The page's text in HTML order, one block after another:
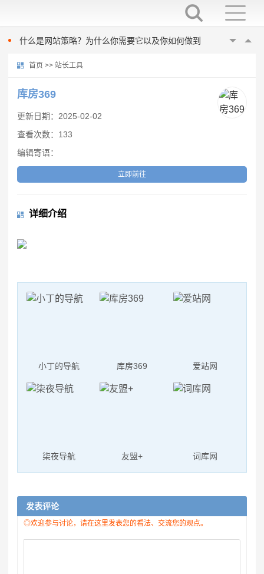
什么是网站策略？为什么你需要它以及你如何做到
如何制定营销策略：你需要知道的一切
什么是网站策略？为什么你需要它以及你如何做到
微观和宏观影响者：如何工作
如何进行竞争性定价分析
如何制定营销策略：你需要知道的一切
首页 >> 站长工具
库房369
更新日期：2025-02-02
查看次数：133
编辑寄语：
立即前往
详细介绍
小丁的导航 库房369 爱站网
柒夜导航 友盟+ 词库网
发表评论
◎欢迎参与讨论，请在这里发表您的看法、交流您的观点。